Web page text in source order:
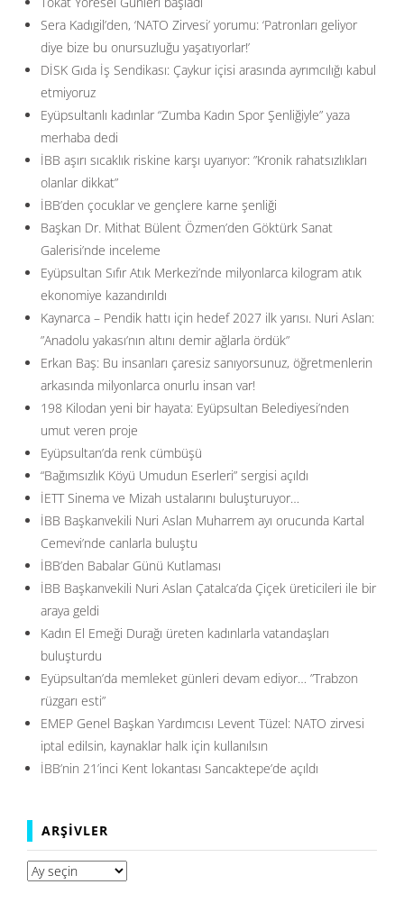
Sera Kadıgil’den, ‘NATO Zirvesi’ yorumu: ‘Patronları geliyor
diye bize bu onursuzluğu yaşatıyorlar!’
DİSK Gıda İş Sendikası: Çaykur içisi arasında ayrımcılığı kabul
etmiyoruz
Eyüpsultanlı kadınlar “Zumba Kadın Spor Şenliğiyle” yaza
merhaba dedi
İBB aşırı sıcaklık riskine karşı uyarıyor: ”Kronik rahatsızlıkları
olanlar dikkat”
İBB’den çocuklar ve gençlere karne şenliği
Başkan Dr. Mithat Bülent Özmen’den Göktürk Sanat
Galerisi’nde inceleme
Eyüpsultan Sıfır Atık Merkezi’nde milyonlarca kilogram atık
ekonomiye kazandırıldı
Kaynarca – Pendik hattı için hedef 2027 ilk yarısı. Nuri Aslan:
”Anadolu yakası’nın altını demir ağlarla ördük”
Erkan Baş: Bu insanları çaresiz sanıyorsunuz, öğretmenlerin
arkasında milyonlarca onurlu insan var!
198 Kilodan yeni bir hayata: Eyüpsultan Belediyesi’nden
umut veren proje
Eyüpsultan’da renk cümbüşü
“Bağımsızlık Köyü Umudun Eserleri” sergisi açıldı
İETT Sinema ve Mizah ustalarını buluşturuyor…
İBB Başkanvekili Nuri Aslan Muharrem ayı orucunda Kartal
Cemevi’nde canlarla buluştu
İBB’den Babalar Günü Kutlaması
İBB Başkanvekili Nuri Aslan Çatalca’da Çiçek üreticileri ile bir
araya geldi
Kadın El Emeği Durağı üreten kadınlarla vatandaşları
buluşturdu
Eyüpsultan’da memleket günleri devam ediyor… ”Trabzon
rüzgarı esti”
EMEP Genel Başkan Yardımcısı Levent Tüzel: NATO zirvesi
iptal edilsin, kaynaklar halk için kullanılsın
İBB’nin 21’inci Kent lokantası Sancaktepe’de açıldı
ARŞIVLER
Arşivler